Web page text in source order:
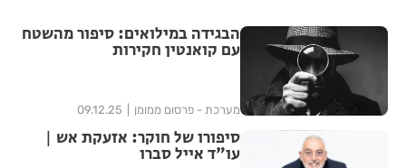
הבגידה במילואים: סיפור מהשטח
עם קואנטין חקירות
מערכת - פרסום ממומן 09.12.25
סיפורו של חוקר: אזעקת אש |
עו"ד אייל סברו